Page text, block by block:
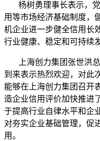
杨树勇理事长表示，党
用等市场经济基础制度，
机企业进一步健全信用长
行业健康、稳定和可持续
上海创力集团张世洪总
到来表示热烈欢迎，对此
能够在上海创力集团召开
造企业信用评价加快推进
于提高行业自律水平和企
对夯实企业基础管理，促
用。